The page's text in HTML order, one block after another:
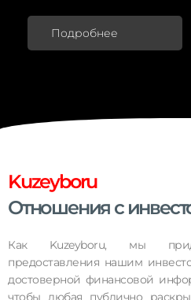
Подробнее
Kuzeyboru
Отношения с
Как Kuzeyboru, мы
предоставления нашим
достоверной финансовой
чтобы любая публично